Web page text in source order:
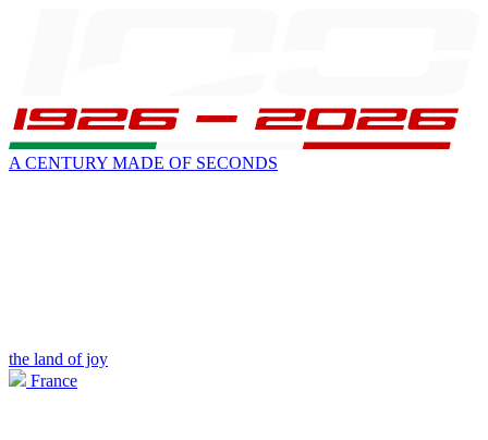
A CENTURY MADE OF SECONDS
the land of joy
France